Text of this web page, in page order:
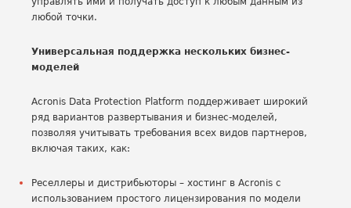
любой точки.
Универсальная поддержка нескольких бизнес-
моделей
Acronis Data Protection Platform поддерживает широкий
ряд вариантов развертывания и бизнес-моделей,
позволяя учитывать требования всех видов партнеров,
включая таких, как:
Реселлеры и дистрибьюторы – хостинг в Acronis с
использованием простого лицензирования по модели